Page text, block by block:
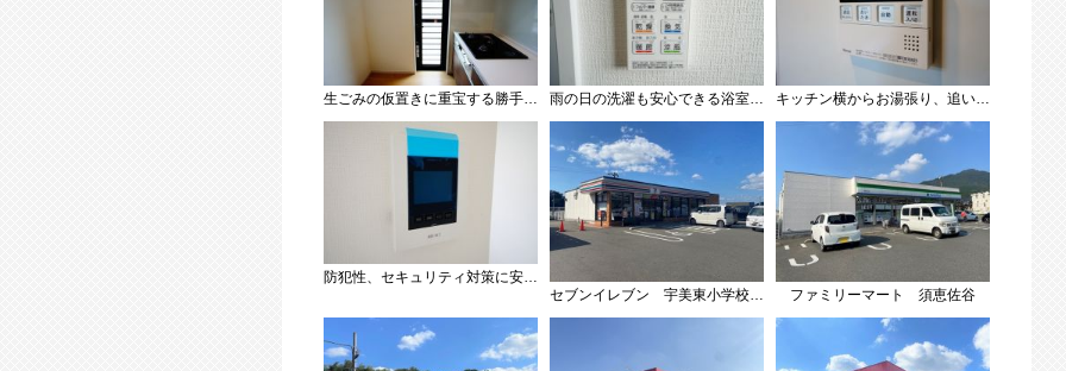
防犯性、セキュリティ対策に安心できるテレビモニター付きインターフォンです。セールスマン対策にもなり安心できます。
ファミリーマート 須恵佐谷